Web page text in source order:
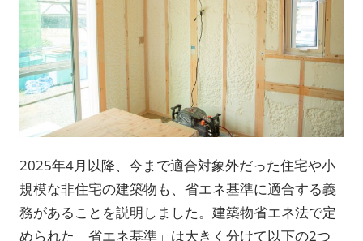
2025年4月以降、今まで適合対象外だった住宅や小
規模な非住宅の建築物も、省エネ基準に適合する義
務があることを説明しました。建築物省エネ法で定
められた「省エネ基準」は大きく分けて以下の2つ